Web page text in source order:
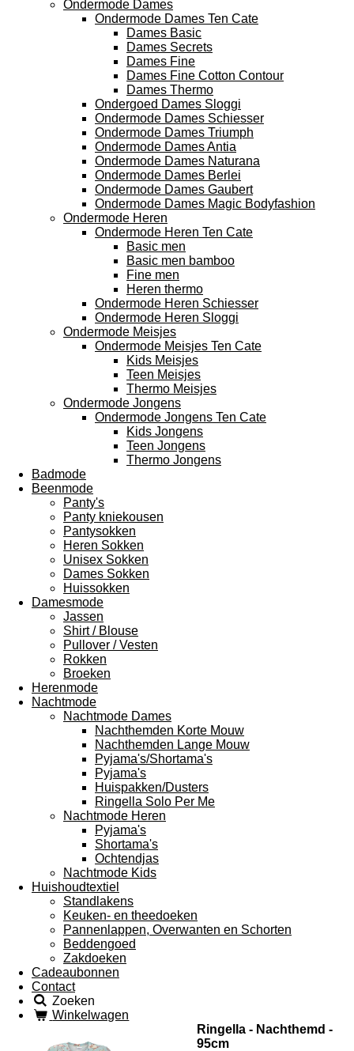
Ondermode Dames
Ondermode Dames Ten Cate
Dames Basic
Dames Secrets
Dames Fine
Dames Fine Cotton Contour
Dames Thermo
Ondergoed Dames Sloggi
Ondermode Dames Schiesser
Ondermode Dames Triumph
Ondermode Dames Antia
Ondermode Dames Naturana
Ondermode Dames Berlei
Ondermode Dames Gaubert
Ondermode Dames Magic Bodyfashion
Ondermode Heren
Ondermode Heren Ten Cate
Basic men
Basic men bamboo
Fine men
Heren thermo
Ondermode Heren Schiesser
Ondermode Heren Sloggi
Ondermode Meisjes
Ondermode Meisjes Ten Cate
Kids Meisjes
Teen Meisjes
Thermo Meisjes
Ondermode Jongens
Ondermode Jongens Ten Cate
Kids Jongens
Teen Jongens
Thermo Jongens
Badmode
Beenmode
Panty's
Panty kniekousen
Pantysokken
Heren Sokken
Unisex Sokken
Dames Sokken
Huissokken
Damesmode
Jassen
Shirt / Blouse
Pullover / Vesten
Rokken
Broeken
Herenmode
Nachtmode
Nachtmode Dames
Nachthemden Korte Mouw
Nachthemden Lange Mouw
Pyjama's/Shortama's
Pyjama's
Huispakken/Dusters
Ringella Solo Per Me
Nachtmode Heren
Pyjama's
Shortama's
Ochtendjas
Nachtmode Kids
Huishoudtextiel
Standlakens
Keuken- en theedoeken
Pannenlappen, Overwanten en Schorten
Beddengoed
Zakdoeken
Cadeaubonnen
Contact
Zoeken
Winkelwagen
Ringella - Nachthemd -
95cm